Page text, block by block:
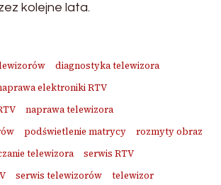
kolejne lata.
diagnostyka telewizora
elektroniki RTV
naprawa telewizora
podświetlenie matrycy
rozmyty obraz
telewizora
serwis RTV
serwis telewizorów
telewizor